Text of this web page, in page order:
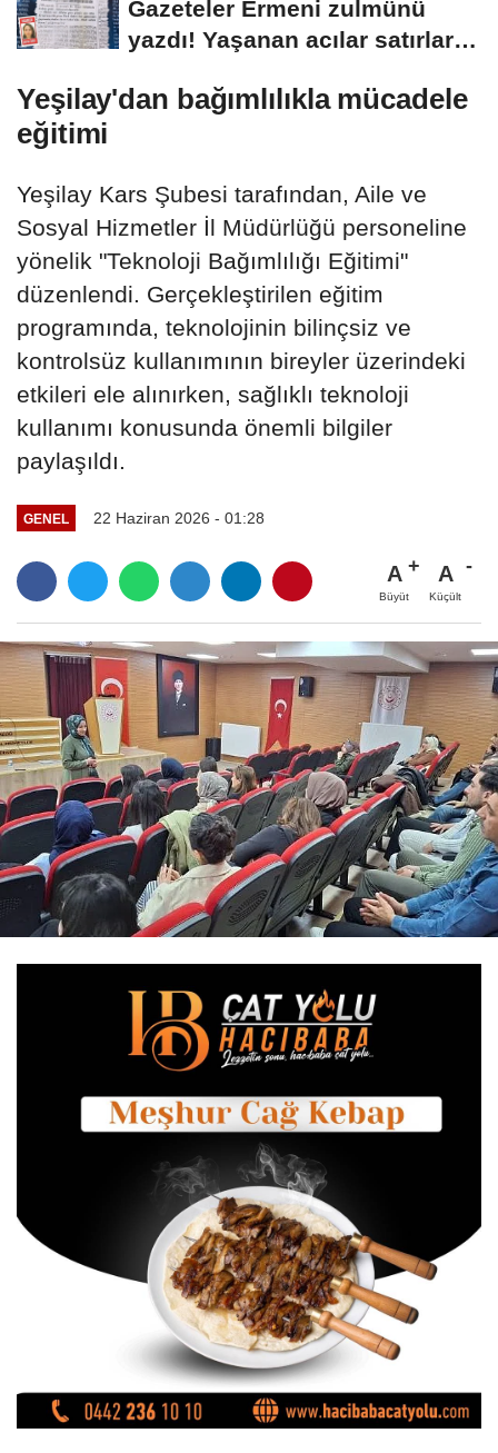
Gazeteler Ermeni zulmünü
yazdı! Yaşanan acılar satırlara
Yeşilay'dan bağımlılıkla mücadele
eğitimi
Yeşilay Kars Şubesi tarafından, Aile ve
Sosyal Hizmetler İl Müdürlüğü personeline
yönelik "Teknoloji Bağımlılığı Eğitimi"
düzenlendi. Gerçekleştirilen eğitim
programında, teknolojinin bilinçsiz ve
kontrolsüz kullanımının bireyler üzerindeki
etkileri ele alınırken, sağlıklı teknoloji
kullanımı konusunda önemli bilgiler
paylaşıldı.
GENEL 22 Haziran 2026 - 01:28
A
Büyüt
A
Küçült